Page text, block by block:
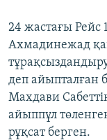
Русский
ЖАЗЫЛЫҢЫЗ
24 жастағы
Ахмадинежад
деп айыпталған
Махдави
айыппұл
рұқсат берген.